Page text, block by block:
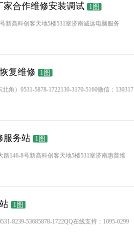
合作维修安装调试 1图
新高科创客天地5楼531室济南诚远电脑服务
复维修 1图
）0531-5878-1722130-3170-5160微信：130317
服务站 1图
路146-8号新高科创客天地5楼531室济南惠普维
1图
8239-53685878-1722QQ在线支持：1095-0299